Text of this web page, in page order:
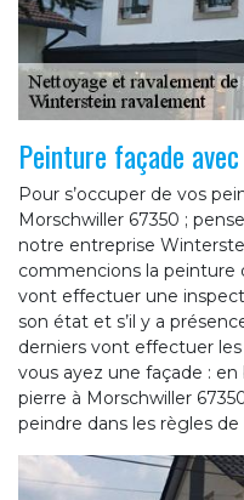
Peinture façade
Pour s’occuper de vos
Morschwiller 67350 ;
notre entreprise
commencions la peinture
vont effectuer une
son état et s’il y a
derniers vont effectuer
vous ayez une façade :
pierre à Morschwiller
peindre dans les règles de